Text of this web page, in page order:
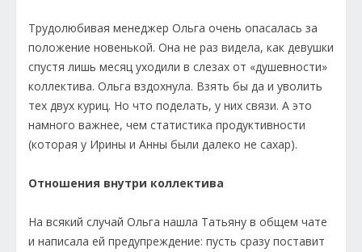
Трудолюбивая менеджер Ольга очень опасалась за
положение новенькой. Она не раз видела, как девушки
спустя лишь месяц уходили в слезах от «душевности»
коллектива. Ольга вздохнула. Взять бы да и уволить
тех двух куриц. Но что поделать, у них связи. А это
намного важнее, чем статистика продуктивности
(которая у Ирины и Анны были далеко не сахар).
Отношения внутри коллектива
На всякий случай Ольга нашла Татьяну в общем чате
и написала ей предупреждение: пусть сразу поставит